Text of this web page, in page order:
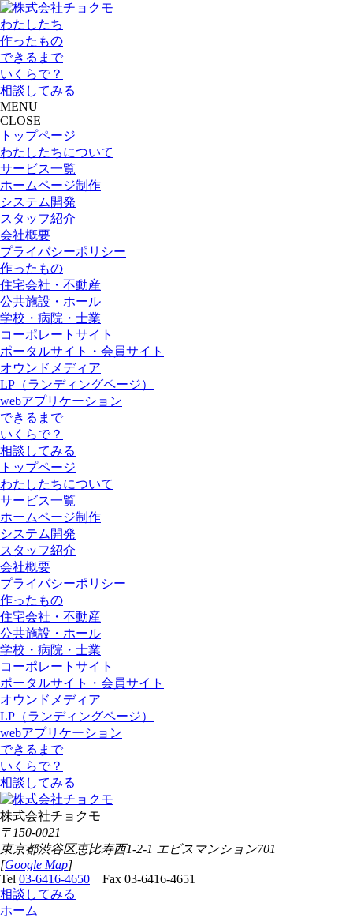
わたしたち
作ったもの
できるまで
いくらで？
相談してみる
MENU
CLOSE
トップページ
わたしたちについて
サービス一覧
ホームページ制作
システム開発
スタッフ紹介
会社概要
プライバシーポリシー
作ったもの
住宅会社・不動産
公共施設・ホール
学校・病院・士業
コーポレートサイト
ポータルサイト・会員サイト
オウンドメディア
LP（ランディングページ）
webアプリケーション
できるまで
いくらで？
相談してみる
トップページ
わたしたちについて
サービス一覧
ホームページ制作
システム開発
スタッフ紹介
会社概要
プライバシーポリシー
作ったもの
住宅会社・不動産
公共施設・ホール
学校・病院・士業
コーポレートサイト
ポータルサイト・会員サイト
オウンドメディア
LP（ランディングページ）
webアプリケーション
できるまで
いくらで？
相談してみる
株式会社チョクモ
〒150-0021
東京都渋谷区恵比寿西1-2-1 エビスマンション701
[Google Map]
Tel 03-6416-4650 Fax 03-6416-4651
相談してみる
ホーム